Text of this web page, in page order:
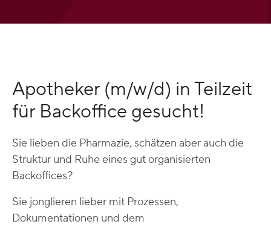
Apotheker (m/w/d) in Teilzeit
für Backoffice gesucht!
Sie lieben die Pharmazie, schätzen aber auch die
Struktur und Ruhe eines gut organisierten
Backoffices?
Sie jonglieren lieber mit Prozessen,
Dokumentationen und dem